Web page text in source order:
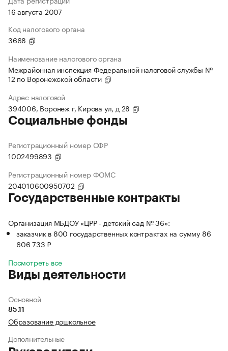
16 августа 2007
Код налогового органа
3668
Наименование налогового органа
Межрайонная инспекция Федеральной налоговой службы №
12 по Воронежской области
Адрес налоговой
394006, Воронеж г, Кирова ул, д 28
Социальные фонды
Регистрационный номер СФР
1002499893
Регистрационный номер ФОМС
204010600950702
Государственные контракты
Организация МБДОУ «ЦРР - детский сад № 36»:
заказчик в 800 государственных контрактах на сумму 86
606 733 ₽
Посмотреть все
Виды деятельности
Основной
85.11
Образование дошкольное
Дополнительные